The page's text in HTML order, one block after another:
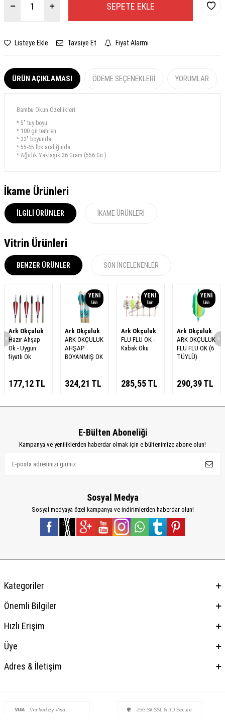
SEPETE EKLE
Listeye Ekle Tavsiye Et Fiyat Alarmı
ÜRÜN AÇIKLAMASI ÖDEME SEÇENEKLERI YORUMLAR
Bambu Okun Özellikleri:
* 5" tuy boyu
* 100 gn temren
* 33" boyunda
* 55-65 lbs aralığında
* Ağırlık Yaklaşık 36 Gram (556 Gn )
İkame Ürünleri
İLGILI ÜRÜNLER İKAME ÜRÜNLERI
Vitrin Ürünleri
BENZER ÜRÜNLER SON İNCELENENLER
Ark Okçuluk
Hazır Ahşap
Ok - Uygun
fiyatlı Ok
177,12TL
YENI
Ürün
Ark Okçuluk
ARK OKÇULUK
AHŞAP
BOYANMIŞ OK
324,21 TL
YENI
Ürün
Ark Okçuluk
FLU FLU OK -
Kabak Oku
285,55TL
YENI
Ürün
Ark Okçuluk
ARK OKÇULUK
FLU FLU OK (6
TÜYLÜ)
290,39TL
E-Bülten Aboneliği
Kampanya ve yeniliklerden haberdar olmak için e-bültenimize abone olun!
Sosyal Medya
Sosyal medyaya özel kampanya ve indirimlerden haberdar olun!
Kategoriler
Önemli Bilgiler
Hızlı Erişim
Üye
Adres & İletişim